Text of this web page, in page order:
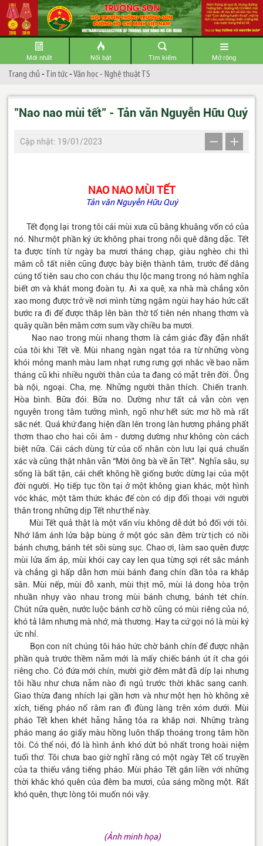
Mới nhất Nổi bật Tìm kiếm Mở rộng
Trang chủ -Tin tức-Văn học - Nghệ thuật TS
"Nao nao mùi tết" - Tản văn Nguyễn Hữu Quý
Cập nhật: 19/01/2023
NAO NAO MÙI TẾT
Tản văn Nguyễn Hữu Quý
Tết đọng lại trong tôi cái mùi xưa cũ bâng khuâng vốn có của
nó. Như một phần ký ức không phai trong nỗi quê dằng dặc. Tết
ta được tính từ ngày ba mươi tháng chạp, giàu nghèo chi thì
mâm cỗ tất niên cũng được bày biện thành tâm, trước để dâng
cúng tổ tiên sau cho con cháu thụ lộc mang trong nó hàm nghĩa
biết ơn và khát mong đoàn tụ. Ai xa quê, xa nhà mà chẳng xôn
xao mong được trở về nơi mình từng ngậm ngùi hay háo hức cất
bước ra đi để được thắp lên bàn thờ tổ tiên nén nhang thơm và
quây quần bên mâm cơm sum vầy chiều ba mươi.
Nao nao trong mùi nhang thơm là cảm giác đầy đặn nhất
của tôi khi Tết về. Mùi nhang ngàn ngạt tỏa ra từ những vòng
khói mỏng manh màu lam nhạt rưng rưng gợi nhắc về bao năm
tháng cũ khi nhiều người thân của ta đang có mặt trên đời. Ông
bà nội, ngoại. Cha, mẹ. Những người thân thích. Chiến tranh.
Hòa bình. Bữa đói. Bữa no. Dường như tất cả vẫn còn vẹn
nguyên trong tâm tưởng mình, ngỡ như hết sức mơ hồ mà rất
sắc nét. Quá khứ đang hiện dần lên trong làn hương phảng phất
thơm thao cho hai cõi âm - dương dường như không còn cách
biệt nữa. Cái cách dùng từ của cổ nhân còn lưu lại quá chuẩn
xác và cũng thật nhân văn “Mời ông bà về ăn Tết”. Nghĩa sâu, sự
sống là bất tận, cái chết không hề giống bước dừng lại của một
đời người. Họ tiếp tục tồn tại ở một không gian khác, một hình
vóc khác, một tâm thức khác để còn có dịp đối thoại với người
thân trong những dịp Tết như thế này.
Mùi Tết quả thật là một vấn víu không dễ dứt bỏ đối với tôi.
Nhớ lắm ánh lửa bập bùng ở một góc sân đêm trừ tịch có nồi
bánh chưng, bánh tét sôi sùng sục. Chao ơi, làm sao quên được
mùi lửa ấm áp, mùi khói cay cay len qua từng sợi rét sắc mảnh
và chẳng gì hấp dẫn hơn mùi bánh đang chín dần tỏa ra khắp
sân. Mùi nếp, mùi đỗ xanh, mùi thịt mỡ, mùi lá dong hòa trộn
nhuần nhụy vào nhau trong mùi bánh chưng, bánh tét chín.
Chút nữa quên, nước luộc bánh cơ hồ cũng có mùi riêng của nó,
khó tả lắm nhưng mà nhớ, mà thương. Hay ta cứ gọi nó là mùi ký
ức nhỉ.
Bọn con nít chúng tôi háo hức chờ bánh chín để được nhận
phần quà trước thềm năm mới là mấy chiếc bánh út ít cha gói
riêng cho. Có đứa mới chín, mười giờ đêm mắt đã díp lại nhưng
tôi hầu như chưa năm nào đi ngủ trước thời khắc sang canh.
Giao thừa đang nhích lại gần hơn và như một hẹn hò không xê
xích, tiếng pháo nổ râm ran đì đùng làng trên xóm dưới. Mùi
pháo Tết khen khét hăng hăng tỏa ra khắp nơi. Những tràng
pháo mang áo giấy màu hồng luôn thấp thoáng trong tâm hồn
tôi. Có thể nói, đó là hình ảnh khó dứt bỏ nhất trong hoài niệm
tuổi thơ. Tôi chưa bao giờ nghĩ rằng có một ngày Tết cổ truyền
của ta thiếu vắng tiếng pháo. Mùi pháo Tết gắn liền với những
thời khắc khó quên của đêm ba mươi, của sáng mồng một. Rất
khó quên, thực lòng tôi muốn nói vậy.
(Ảnh minh họa)